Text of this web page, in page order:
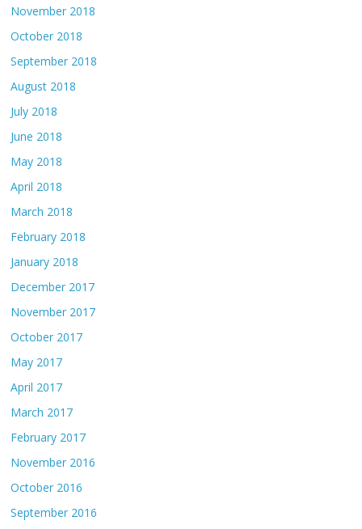
November 2018
October 2018
September 2018
August 2018
July 2018
June 2018
May 2018
April 2018
March 2018
February 2018
January 2018
December 2017
November 2017
October 2017
May 2017
April 2017
March 2017
February 2017
November 2016
October 2016
September 2016